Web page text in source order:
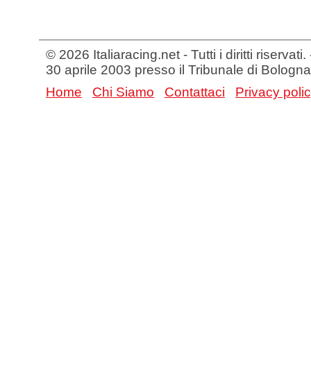
© 2026 Italiaracing.net - Tutti i diritti
30 aprile 2003 presso il Tribunale di Bologna
Home
Chi Siamo Contattaci Privacy